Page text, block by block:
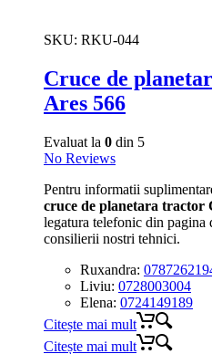
SKU: RKU-044
Cruce de
Ares 566
Evaluat la 0 din 5
No Reviews
Pentru informatii
cruce de planetara tractor
legatura telefonic din pagina
consilierii nostri tehnici.
Ruxandra:
Liviu: 0728003004
Elena: 0724149189
Citește mai mult
Citește mai mult